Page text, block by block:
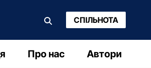
СПІЛЬНОТА
Про нас Автори